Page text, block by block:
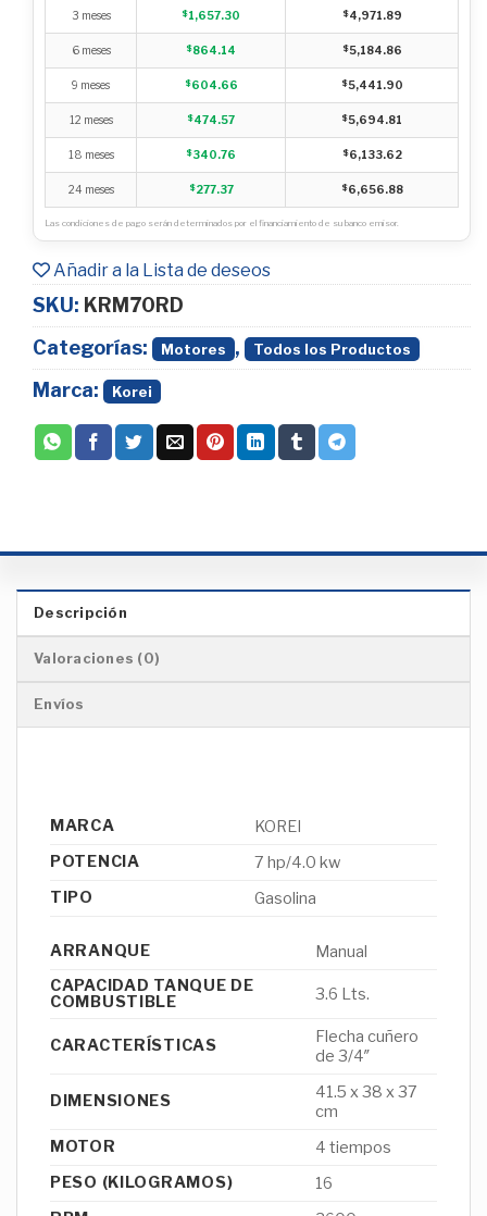
3 meses $1,657.30 $4,971.89
6 meses $864.14 $5,184.86
9 meses $604.66 $5,441.90
12 meses $474.57 $5,694.81
18 meses $340.76 $6,133.62
24 meses $277.37 $6,656.88
Las condiciones de pago serán determinados por el financiamiento de su banco emisor.
Añadir a la Lista de deseos
SKU: KRM70RD
Categorías:
Motores , Todos los Productos
Marca: Korei
Descripción
Valoraciones (0)
Envíos
MARCA
KOREI
POTENCIA
7 hp/4.0 kw
TIPO
Gasolina
ARRANQUE
Manual
CAPACIDAD TANQUE DE
COMBUSTIBLE
3.6 Lts.
CARACTERÍSTICAS
Flecha cuñero
de 3/4″
DIMENSIONES
41.5 x 38 x 37
cm
MOTOR
4 tiempos
PESO (KILOGRAMOS)
16